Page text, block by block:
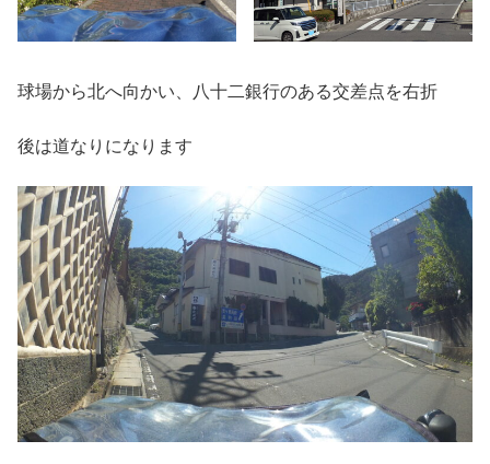
球場から北へ向かい、八十二銀行のある交差点を右折
後は道なりになります